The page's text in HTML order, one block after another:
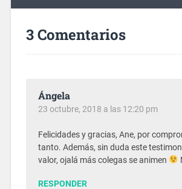
3 Comentarios
Ángela
23 octubre, 2018 a las 12:20 pm
Felicidades y gracias, Ane, por
tanto. Además, sin duda este
valor, ojalá más colegas se animen
RESPONDER